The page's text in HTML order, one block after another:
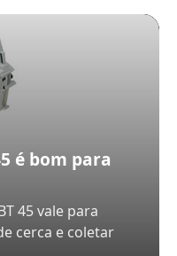
é bom para
45 vale para
cerca e coletar